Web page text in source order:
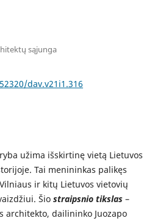
sąjunga
dav.v21i1.316
užima išskirtinę vietą Lietuvos
Tai menininkas palikęs
ir kitų Lietuvos vietovių
Šio straipsnio tikslas–
dailininko Juozapo